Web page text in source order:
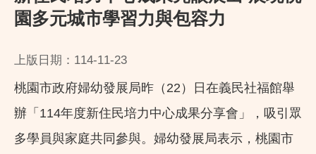
園多元城市學習力與包容力
上版日期：114-11-23
桃園市政府婦幼發展局昨（22）日在義民社福館舉
辦「114年度新住民培力中心成果分享會」，吸引眾
多學員與家庭共同參與。婦幼發展局表示，桃園市